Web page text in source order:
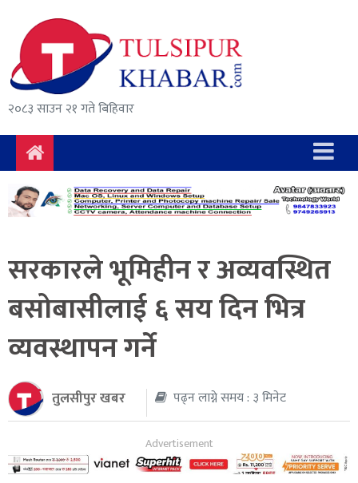
२०८३ साउन २१ गते बिहिवार
समाचार
राजनीति
सुरक्षा/
अपराध
दुर्घटना
विचार
अर्थ
संवाद
मनोरञ्जन
थप
सरकारले भूमिहीन र अव्यवस्थित
बसोबासीलाई ६ सय दिन भित्र
व्यवस्थापन गर्ने
तुलसीपुर खबर पढ्न लाग्ने समय : ३ मिनेट